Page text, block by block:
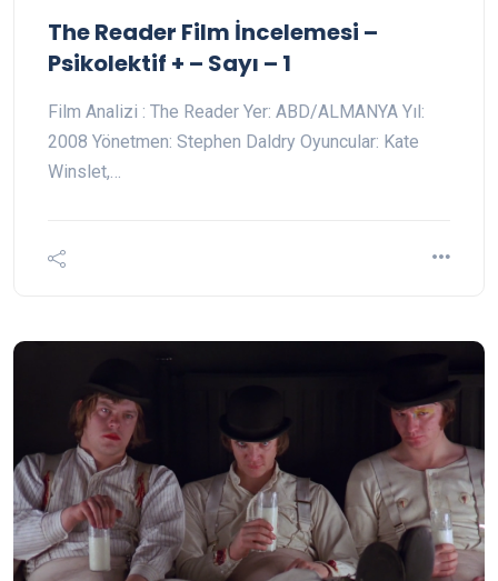
The Reader Film İncelemesi –
Psikolektif + – Sayı – 1
Film Analizi : The Reader Yer: ABD/ALMANYA Yıl:
2008 Yönetmen: Stephen Daldry Oyuncular: Kate
Winslet,…